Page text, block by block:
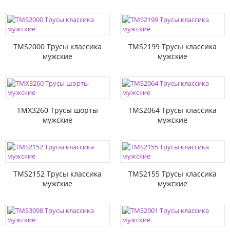
TMS2000 Трусы классика
мужские
TMS2199 Трусы классика
мужские
TMX3260 Трусы шорты
мужские
TMS2064 Трусы классика
мужские
TMS2152 Трусы классика
мужские
TMS2155 Трусы классика
мужские